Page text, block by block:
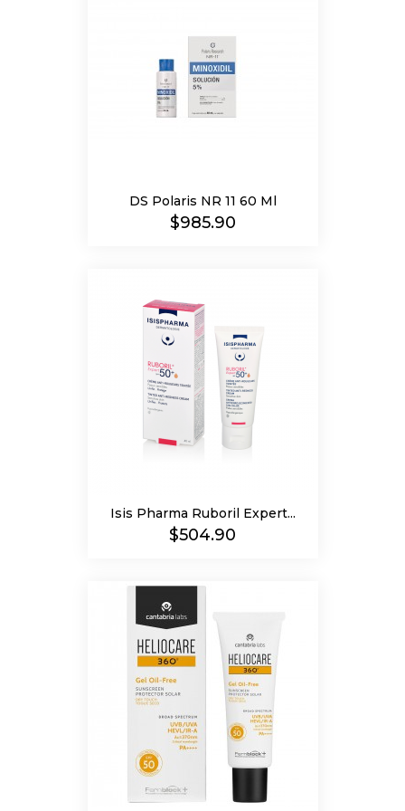
DS Polaris NR 11 60 Ml
Precio
$985.90
Isis Pharma Ruboril Expert...
Precio
$504.90